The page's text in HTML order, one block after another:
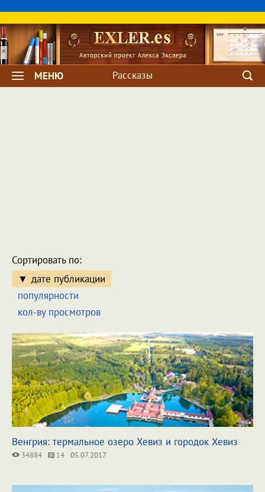
МЕНЮ Рассказы
Сортировать по:
дате публикации
популярности
кол-ву просмотров
Венгрия: термальное озеро Хевиз и городок Хевиз
34884 14 05.07.2017